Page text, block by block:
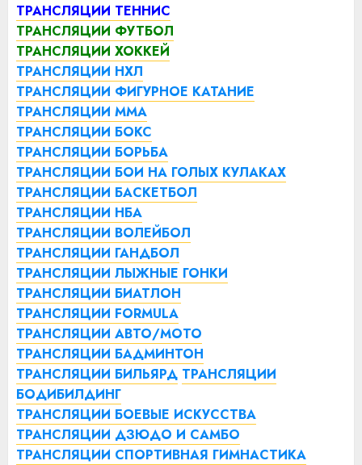
ТРАНСЛЯЦИИ ТЕННИС
ТРАНСЛЯЦИИ ФУТБОЛ
ТРАНСЛЯЦИИ ХОККЕЙ
ТРАНСЛЯЦИИ НХЛ
ТРАНСЛЯЦИИ ФИГУРНОЕ КАТАНИЕ
ТРАНСЛЯЦИИ ММА
ТРАНСЛЯЦИИ БОКС
ТРАНСЛЯЦИИ БОРЬБА
ТРАНСЛЯЦИИ БОИ НА ГОЛЫХ КУЛАКАХ
ТРАНСЛЯЦИИ БАСКЕТБОЛ
ТРАНСЛЯЦИИ НБА
ТРАНСЛЯЦИИ ВОЛЕЙБОЛ
ТРАНСЛЯЦИИ ГАНДБОЛ
ТРАНСЛЯЦИИ ЛЫЖНЫЕ ГОНКИ
ТРАНСЛЯЦИИ БИАТЛОН
ТРАНСЛЯЦИИ FORMULA
ТРАНСЛЯЦИИ АВТО/МОТО
ТРАНСЛЯЦИИ БАДМИНТОН
ТРАНСЛЯЦИИ БИЛЬЯРД ТРАНСЛЯЦИИ
БОДИБИЛДИНГ
ТРАНСЛЯЦИИ БОЕВЫЕ ИСКУССТВА
ТРАНСЛЯЦИИ ДЗЮДО И САМБО
ТРАНСЛЯЦИИ СПОРТИВНАЯ ГИМНАСТИКА